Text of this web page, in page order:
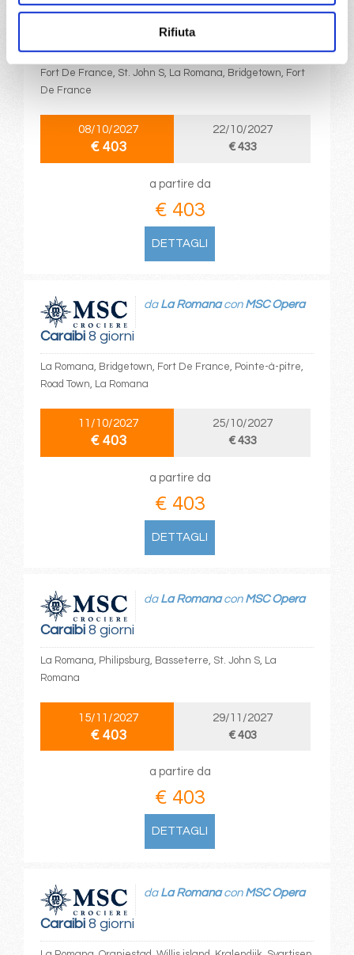
Rifiuta
daFort De FranceconMSC
Fort De France, St. John S, La Romana, Bridgetown, Fort
De France
08/10/2027
€ 403
22/10/2027
€ 433
a partire da
€ 403
DETTAGLI
Caraibi8 giorni
da La Romanacon MSC Opera
La Romana, Bridgetown, Fort De France, Pointe-à-pitre,
Road Town, La Romana
11/10/2027
€ 403
25/10/2027
€ 433
a partire da
€ 403
DETTAGLI
Caraibi8 giorni
da La Romanacon MSC Opera
La Romana, Philipsburg, Basseterre, St. John S, La
Romana
15/11/2027
€ 403
29/11/2027
€ 403
a partire da
€ 403
DETTAGLI
Caraibi8 giorni
da La Romanacon MSC Opera